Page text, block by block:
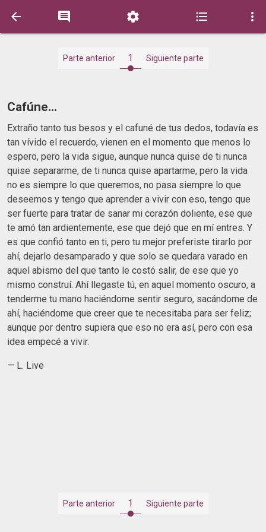
    
Parte anterior 1 Siguiente parte
Cafúne...
Extraño tanto tus besos y el cafuné de tus dedos, todavía es
tan vívido el recuerdo, vienen en el momento que menos lo
espero, pero la vida sigue, aunque nunca quise de ti nunca
quise separarme, de ti nunca quise apartarme, pero la vida
no es siempre lo que queremos, no pasa siempre lo que
deseemos y tengo que aprender a vivir con eso, tengo que
ser fuerte para tratar de sanar mi corazón doliente, ese que
te amó tan ardientemente, ese que dejó que en mí entres. Y
es que confió tanto en ti, pero tu mejor preferiste tirarlo por
ahí, dejarlo desamparado y que solo se quedara varado en
aquel abismo del que tanto le costó salir, de ese que yo
mismo construí. Ahí llegaste tú, en aquel momento oscuro, a
tenderme tu mano haciéndome sentir seguro, sacándome de
ahí, haciéndome que creer que te necesitaba para ser feliz;
aunque por dentro supiera que eso no era así, pero con esa
idea empecé a vivir.
— L. Live
Parte anterior 1 Siguiente parte